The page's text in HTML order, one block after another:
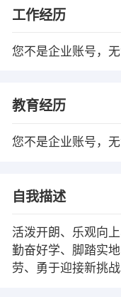
工作经历
您不是企业账号，
教育经历
您不是企业账号，
自我描述
活泼开朗、乐观向
勤奋好学、脚踏实
劳、勇于迎接新挑战